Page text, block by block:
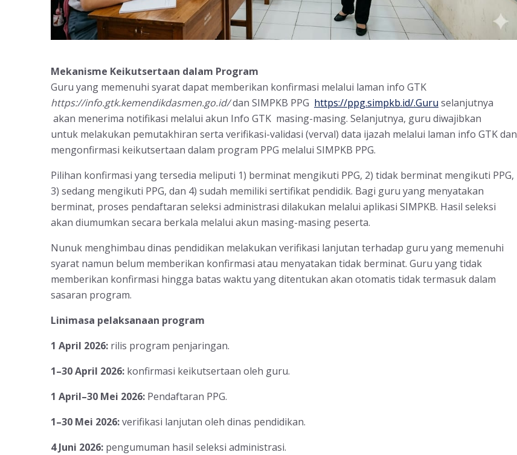
Mekanisme Keikutsertaan dalam Program
Guru yang memenuhi syarat dapat memberikan konfirmasi melalui laman info GTK
https://info.gtk.kemendikdasmen.go.id/dan SIMPKB PPG https://ppg.simpkb.id/.Guru selanjutnya
akan menerima notifikasi melalui akun Info GTK masing-masing. Selanjutnya, guru diwajibkan
untuk melakukan pemutakhiran serta verifikasi-validasi (verval) data ijazah melalui laman info GTK dan
mengonfirmasi keikutsertaan dalam program PPG melalui SIMPKB PPG.
Pilihan konfirmasi yang tersedia meliputi 1) berminat mengikuti PPG, 2) tidak berminat mengikuti PPG,
3) sedang mengikuti PPG, dan 4) sudah memiliki sertifikat pendidik. Bagi guru yang menyatakan
berminat, proses pendaftaran seleksi administrasi dilakukan melalui aplikasi SIMPKB. Hasil seleksi
akan diumumkan secara berkala melalui akun masing-masing peserta.
Nunuk menghimbau dinas pendidikan melakukan verifikasi lanjutan terhadap guru yang memenuhi
syarat namun belum memberikan konfirmasi atau menyatakan tidak berminat. Guru yang tidak
memberikan konfirmasi hingga batas waktu yang ditentukan akan otomatis tidak termasuk dalam
sasaran program.
Linimasa pelaksanaan program
1 April 2026: rilis program penjaringan.
1–30 April 2026: konfirmasi keikutsertaan oleh guru.
1 April–30 Mei 2026: Pendaftaran PPG.
1–30 Mei 2026:verifikasi lanjutan oleh dinas pendidikan.
4 Juni 2026: pengumuman hasil seleksi administrasi.